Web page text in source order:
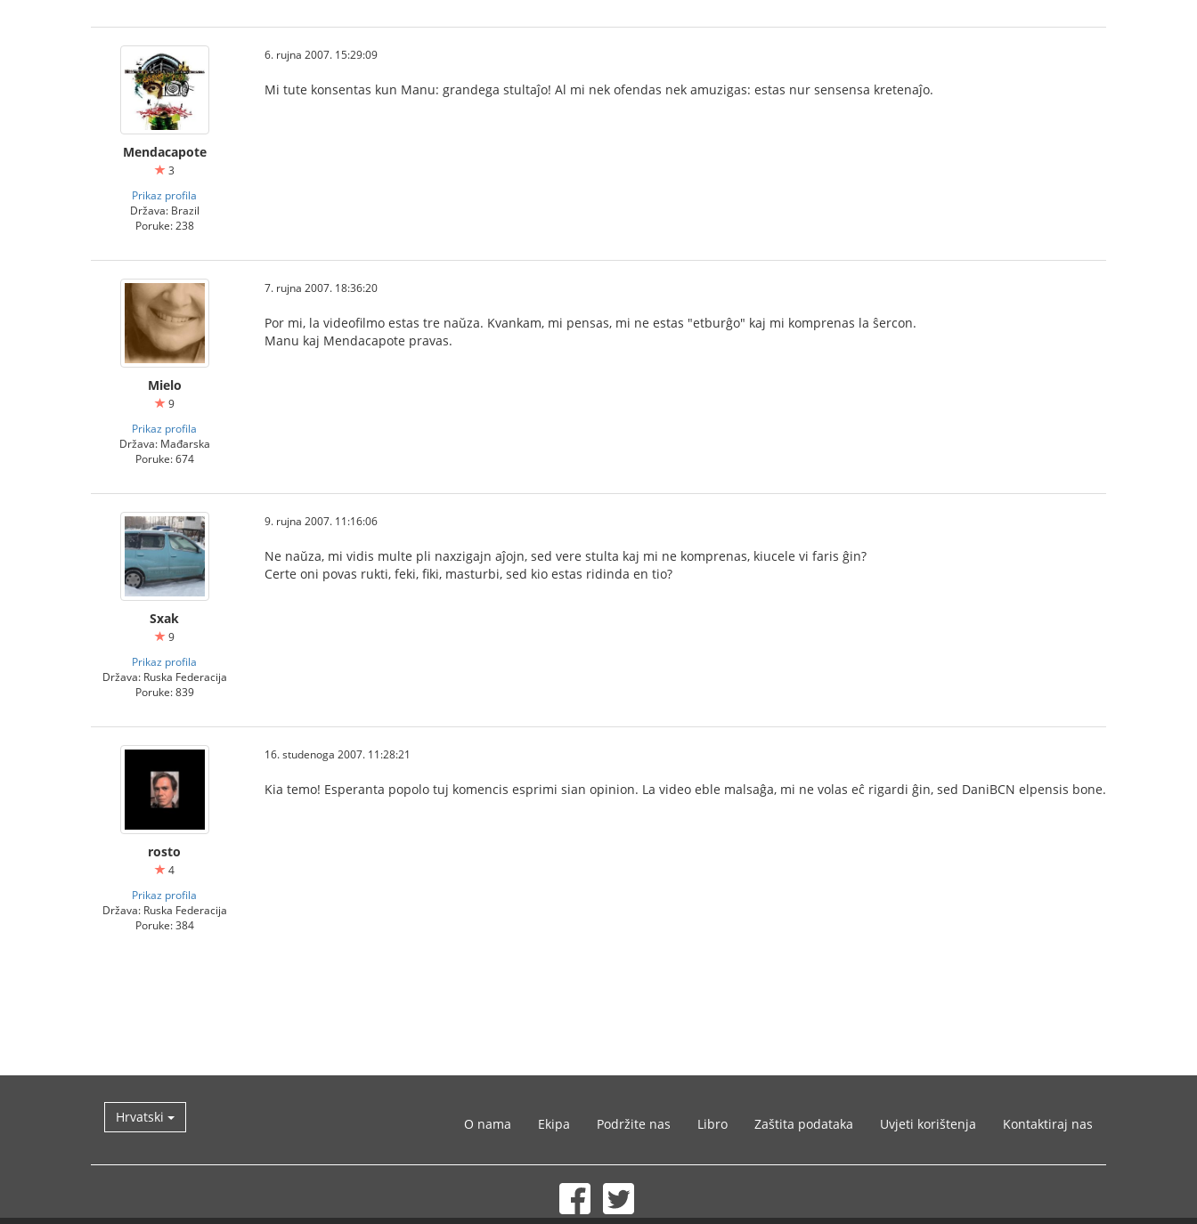
Mendacapote
3
Prikaz profila
Država: Brazil
Poruke: 238
6. rujna 2007. 15:29:09
Mi tute konsentas kun Manu: grandega stultaĵo! Al mi nek ofendas nek amuzigas: estas nur sensensa kretenaĵo.
Mielo
9
Prikaz profila
Država: Mađarska
Poruke: 674
7. rujna 2007. 18:36:20
Por mi, la videofilmo estas tre naŭza. Kvankam, mi pensas, mi ne estas "etburĝo" kaj mi komprenas la ŝercon.
Manu kaj Mendacapote pravas.
Sxak
9
Prikaz profila
Država: Ruska Federacija
Poruke: 839
9. rujna 2007. 11:16:06
Ne naŭza, mi vidis multe pli naxzigajn aĵojn, sed vere stulta kaj mi ne komprenas, kiucele vi faris ĝin?
Certe oni povas rukti, feki, fiki, masturbi, sed kio estas ridinda en tio?
rosto
4
Prikaz profila
Država: Ruska Federacija
Poruke: 384
16. studenoga 2007. 11:28:21
Kia temo! Esperanta popolo tuj komencis esprimi sian opinion. La video eble malsaĝa, mi ne volas eĉ rigardi ĝin, sed DaniBCN elpensis bone.
Hrvatski O nama Ekipa Podržite nas Libro Zaštita podataka Uvjeti korištenja Kontaktiraj nas